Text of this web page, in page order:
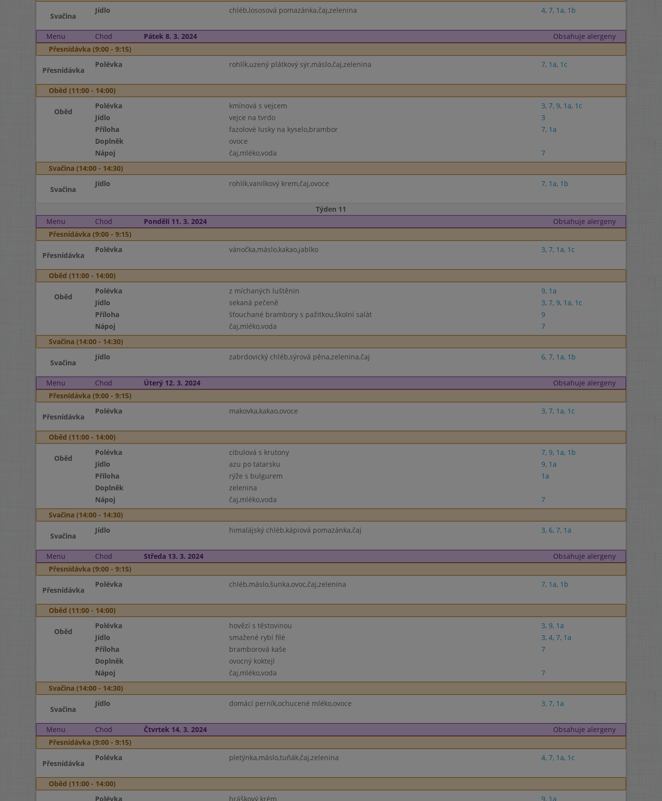
Svačina
Jídlo chléb,lososová pomazánka,čaj,zelenina 4, 7, 1a, 1b
Menu Chod Pátek 8. 3. 2024
Obsahuje alergeny
Přesnídávka (9:00 - 9:15)
Přesnídávka
Polévka rohlík,uzený plátkový sýr,máslo,čaj,zelenina 7, 1a, 1c
Oběd (11:00 - 14:00)
Oběd
Polévka kmínová s vejcem 3, 7, 9, 1a, 1c
Jídlo
vejce na tvrdo
3
Příloha
fazolové lusky na kyselo,brambor 7, 1a
Doplněk
ovoce
Nápoj
čaj,mléko,voda
7
Svačina (14:00 - 14:30)
Svačina
Jídlo rohlík,vanilkový krem,čaj,ovoce 7, 1a, 1b
Týden 11
Menu
Chod Pondělí 11. 3. 2024
Obsahuje alergeny
Přesnídávka (9:00 - 9:15)
Přesnídávka
Polévka vánočka,máslo,kakao,jablko 3, 7, 1a, 1c
Oběd (11:00 - 14:00)
Oběd
Polévka z míchaných luštěnin 9, 1a
Jídlo
sekaná pečeně 3, 7, 9, 1a, 1c
Příloha
šťouchané brambory s pažitkou,školní salát
9
Nápoj
čaj,mléko,voda
7
Svačina (14:00 - 14:30)
Svačina
Jídlo zabrdovický chléb,sýrová pěna,zelenina,čaj 6, 7, 1a, 1b
Menu Chod Úterý 12. 3. 2024
Obsahuje alergeny
Přesnídávka (9:00 - 9:15)
Přesnídávka
Polévka makovka,kakao,ovoce 3, 7, 1a, 1c
Oběd (11:00 - 14:00)
Oběd
Polévka cibulová s krutony 7, 9, 1a, 1b
Jídlo
azu po tatarsku 9, 1a
Příloha
rýže s bulgurem
1a
Doplněk
zelenina
Nápoj
čaj,mléko,voda
7
Svačina (14:00 - 14:30)
Svačina
Jídlo himalájský chléb,kápiová pomazánka,čaj 3, 6, 7, 1a
Menu Chod Středa 13. 3. 2024
Obsahuje alergeny
Přesnídávka (9:00 - 9:15)
Přesnídávka
Polévka chléb,máslo,šunka,ovoc,čaj,zelenina 7, 1a, 1b
Oběd (11:00 - 14:00)
Oběd
Polévka hovězí s těstovinou 3, 9, 1a
Jídlo
smažené rybí filé 3, 4, 7, 1a
Příloha
bramborová kaše
7
Doplněk
ovocný koktejl
Nápoj
čaj,mléko,voda
7
Svačina (14:00 - 14:30)
Svačina
Jídlo domácí perník,ochucené mléko,ovoce 3, 7, 1a
Menu Chod Čtvrtek 14. 3. 2024
Obsahuje alergeny
Přesnídávka (9:00 - 9:15)
Přesnídávka
Polévka pletýnka,máslo,tuňák,čaj,zelenina 4, 7, 1a, 1c
Oběd (11:00 - 14:00)
Polévka hráškový krém 9, 1a